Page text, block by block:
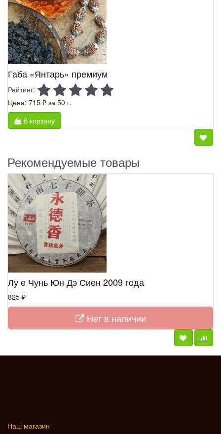
Габа «Янтарь» премиум
Рейтинг:
Цена: 715 ₽ за 50 г.
В корзину
Рекомендуемые товары
Лу е Чунь Юн Дэ Сиен 2009 года
825 ₽
Нет в наличии
Наш магазин